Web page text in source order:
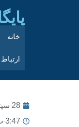
خانه
ارتباط
28 سپتامبر 2013
3:47 ب.ظ